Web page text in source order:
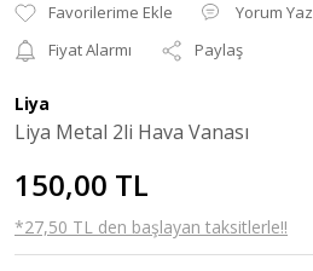
Yorum Yaz
Fiyat Alarmı
Paylaş
Liya
Liya Metal 2li Hava Vanası
150,00 TL
*27,50 TL den başlayan taksitlerle!!